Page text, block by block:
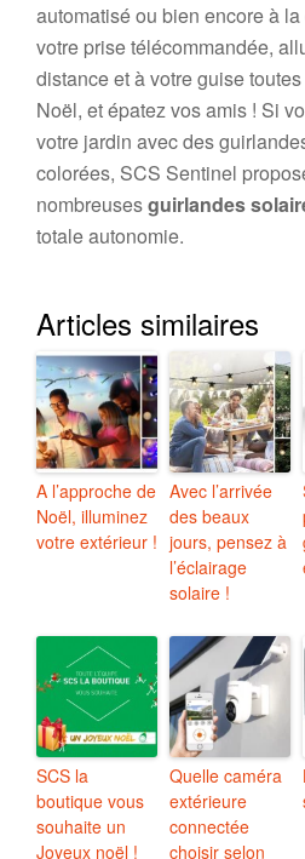
automatisé ou bien encore à
votre prise télécommandée,
distance et à votre guise
Noël, et épatez vos amis ! Si
votre jardin avec des
colorées, SCS Sentinel
nombreusesguirlandes
totale autonomie.
Articles similaires
A l’approche de
Noël, illuminez
votre extérieur !
Avec l’arrivée
des beaux
jours, pensez à
l’éclairage
solaire !
SCS la
boutique vous
souhaite un
Joyeux noël !
Quelle caméra
extérieure
connectée
choisir selon